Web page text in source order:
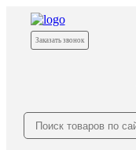
Заказать звонок